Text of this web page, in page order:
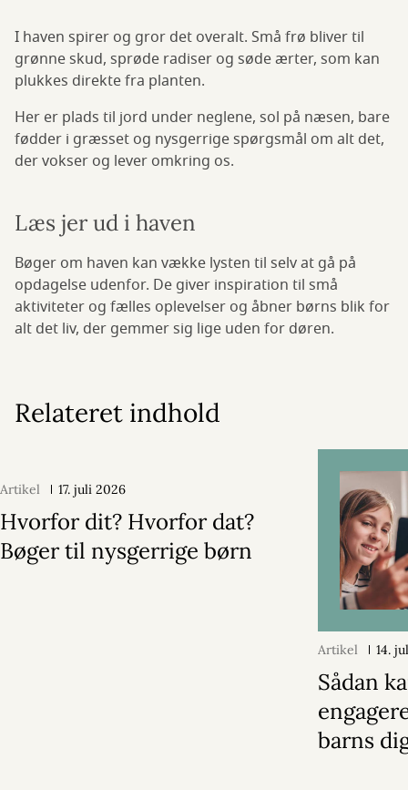
I haven spirer og gror det overalt. Små frø bliver til
grønne skud, sprøde radiser og søde ærter, som kan
plukkes direkte fra planten.
Her er plads til jord under neglene, sol på næsen, bare
fødder i græsset og nysgerrige spørgsmål om alt det,
der vokser og lever omkring os.
Læs jer ud i haven
Bøger om haven kan vække lysten til selv at gå på
opdagelse udenfor. De giver inspiration til små
aktiviteter og fælles oplevelser og åbner børns blik for
alt det liv, der gemmer sig lige uden for døren.
Relateret indhold
Artikel 17. juli 2026
Hvorfor dit? Hvorfor dat?
Bøger til nysgerrige børn
Artikel 14.
Sådan
barns